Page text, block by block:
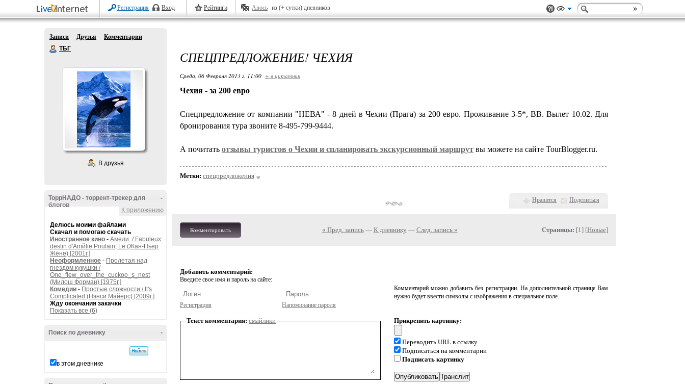
Регистрация Вход Рейтинги Авось из (+ сутки) дневников
Записи Друзья
Комментарии
ТБГ
В друзья
-
ТоррНАДО - торрент-трекер для
блогов
К приложению
Делюсь моими файлами
Скачал и помогаю скачать
Иностранное кино - Амели / Fabuleux
destin d'Amйlie Poulain, Le (Жан-Пьер
Жёне) [2001г.]
Неоформленное - Пролетая над
гнездом кукушки /
One_flew_over_the_cuckoo_s_nest
(Милош Форман) [1975г.]
Комедии - Простые сложности / It's
Complicated (Нэнси Майерс) [2009г.]
Жду окончания закачки
Показать все (6)
-
Поиск по дневнику
в этом дневнике
СПЕЦПРЕДЛОЖЕНИЕ! ЧЕХИЯ
Среда, 06 Февраля 2013 г. 11:00 + в цитатник
Чехия - за 200 евро
Спецпредложение от компании "НЕВА" - 8 дней в Чехии (Прага) за 200 евро. Проживание 3-5*, ВВ. Вылет 10.02. Для
бронирования тура звоните 8-495-799-9444.
А почитать отзывы туристов о Чехии и спланировать экскурсионный маршрут вы можете на сайте TourBlogger.ru.
Метки: спецпредложения
Нравится Поделиться
Комментировать « Пред. запись— К дневнику — След. запись » Страницы: [1] [Новые]
Добавить комментарий:
Введите свое имя и пароль на сайте:
Регистрация Напоминание пароля
Комментарий можно добавить без регистрации. На дополнительной странице Вам
нужно будет ввести символы с изображения в специальное поле.
Текст комментария: смайлики Прикрепить картинку:
Переводить URL в ссылку
Подписаться на комментарии
Подписать картинку